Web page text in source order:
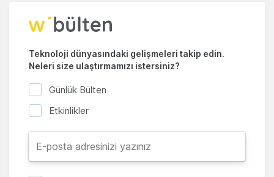
Teknoloji dünyasındaki gelişmeleri takip edin.
Neleri size ulaştırmamızı istersiniz?
Günlük Bülten
Etkinlikler